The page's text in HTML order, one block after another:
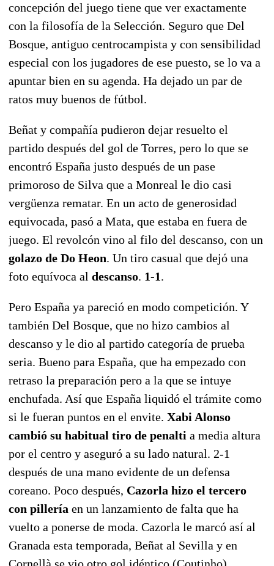
concepción del juego tiene que ver exactamente
con la filosofía de la Selección. Seguro que Del
Bosque, antiguo centrocampista y con sensibilidad
especial con los jugadores de ese puesto, se lo va a
apuntar bien en su agenda. Ha dejado un par de
ratos muy buenos de fútbol.
Beñat y compañía pudieron dejar resuelto el
partido después del gol de Torres, pero lo que se
encontró España justo después de un pase
primoroso de Silva que a Monreal le dio casi
vergüenza rematar. En un acto de generosidad
equivocada, pasó a Mata, que estaba en fuera de
juego. El revolcón vino al filo del descanso, con un
golazo de Do Heon. Un tiro casual que dejó una
foto equívoca al descanso. 1-1.
Pero España ya pareció en modo competición. Y
también Del Bosque, que no hizo cambios al
descanso y le dio al partido categoría de prueba
seria. Bueno para España, que ha empezado con
retraso la preparación pero a la que se intuye
enchufada. Así que España liquidó el trámite como
si le fueran puntos en el envite. Xabi Alonso
cambió su habitual tiro de penalti a media altura
por el centro y aseguró a su lado natural. 2-1
después de una mano evidente de un defensa
coreano. Poco después, Cazorla hizo el tercero
con pillería en un lanzamiento de falta que ha
vuelto a ponerse de moda. Cazorla le marcó así al
Granada esta temporada, Beñat al Sevilla y en